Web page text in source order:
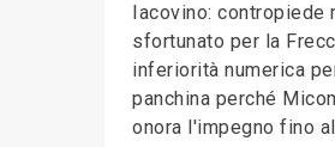
Iacovino:
sfortunato per la
inferiorità numerica
panchina perché
onora l'impegno fino